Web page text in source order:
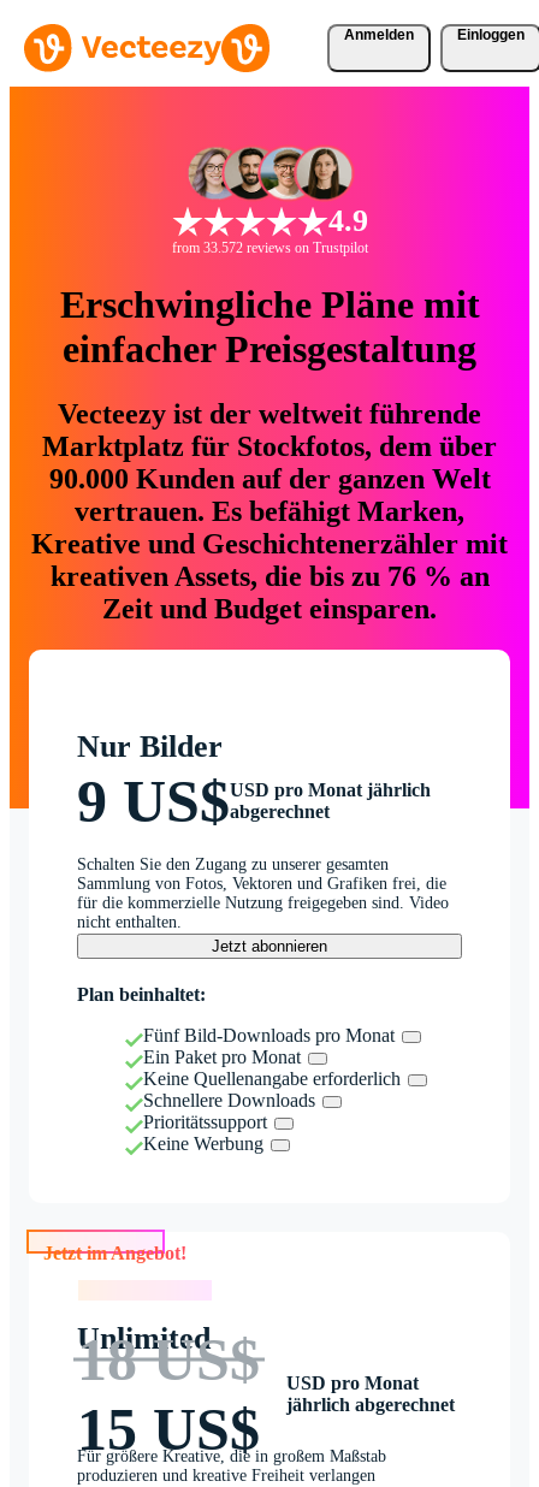
Anmelden Einloggen
4.9
from 33.572 reviews on Trustpilot
Erschwingliche Pläne mit
einfacher Preisgestaltung
Vecteezy ist der weltweit führende
Marktplatz für Stockfotos, dem über
90.000 Kunden auf der ganzen Welt
vertrauen. Es befähigt Marken,
Kreative und Geschichtenerzähler mit
kreativen Assets, die bis zu 76 % an
Zeit und Budget einsparen.
Nur Bilder
9 US$USD pro Monat jährlich
abgerechnet
Schalten Sie den Zugang zu unserer gesamten
Sammlung von Fotos, Vektoren und Grafiken frei, die
für die kommerzielle Nutzung freigegeben sind. Video
nicht enthalten.
Jetzt abonnieren
Plan beinhaltet:
Fünf Bild-Downloads pro Monat
Ein Paket pro Monat
Keine Quellenangabe erforderlich
Schnellere Downloads
Prioritätssupport
Keine Werbung
Jetzt im Angebot!
Unlimited
18 US$
15 US$
USD pro Monat
jährlich abgerechnet
Für größere Kreative, die in großem Maßstab
produzieren und kreative Freiheit verlangen